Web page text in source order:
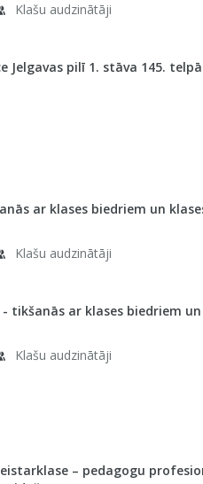
Klašu audzinātāji
Jelgavas pilī 1. stāva 145.
ar klases biedriem un
Klašu audzinātāji
- tikšanās ar klases biedriem
Klašu audzinātāji
– pedagogu